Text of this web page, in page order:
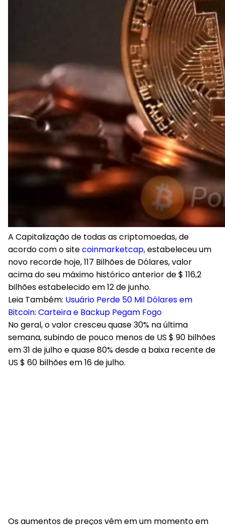
A Capitalização de todas as criptomoedas, de
acordo com o sitecoinmarketcap,estabeleceu um
novo recorde hoje, 117 Bilhões de Dólares, valor
acima do seu máximo histórico anterior de $ 116,2
bilhões estabelecido em 12 de junho.
Leia Também: Usuário Perde 50 Mil Dólares em
Bitcoin: Carteira e Backup Pegam Fogo
No geral, o valor cresceu quase 30% na última
semana, subindo de pouco menos de US $ 90 bilhões
em 31 de julho e quase 80% desde a baixa recente de
US $ 60 bilhões em 16 de julho.
Os aumentos de preços vêm em um momento em